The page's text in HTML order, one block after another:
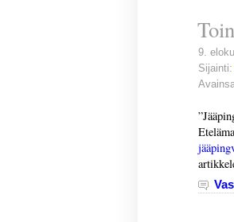
9.
Sijainti: